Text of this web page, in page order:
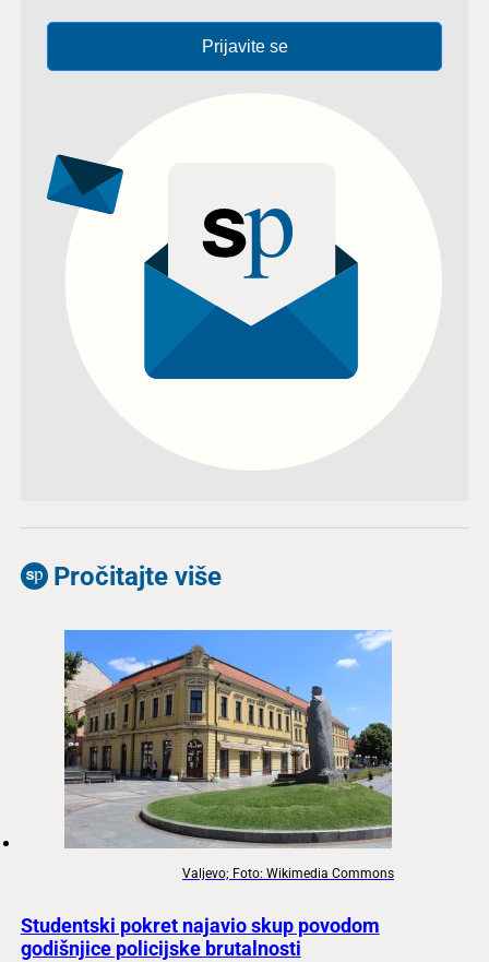
Prijavite se
Pročitajte više
Valjevo; Foto: Wikimedia Commons
Studentski pokret najavio skup povodom
godišnjice policijske brutalnosti